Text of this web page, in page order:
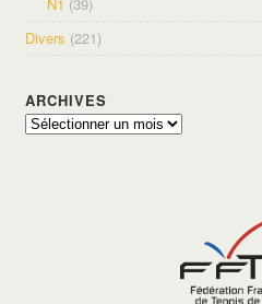
Divers (221)
ARCHIVES
Archives